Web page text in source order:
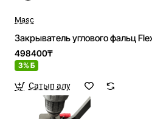
Masc
Закрыватель углового фальц
498400₸
3% Б
Сатып алу